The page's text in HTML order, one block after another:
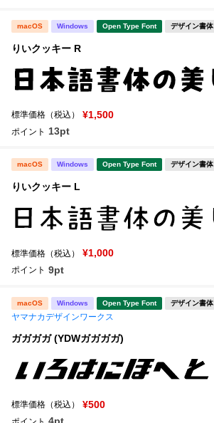
macOS Windows Open Type Font デザイン書体
りいクッキー R
標準価格（税込） ¥1,500
ポイント 13pt
macOS Windows Open Type Font デザイン書体
りいクッキー L
標準価格（税込） ¥1,000
ポイント 9pt
macOS Windows Open Type Font デザイン書体
ヤマナカデザインワークス
ガガガガ (YDWガガガガ)
標準価格（税込） ¥500